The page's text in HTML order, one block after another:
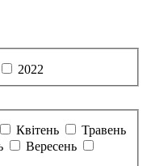
2022
Квітень
Травень
Вересень